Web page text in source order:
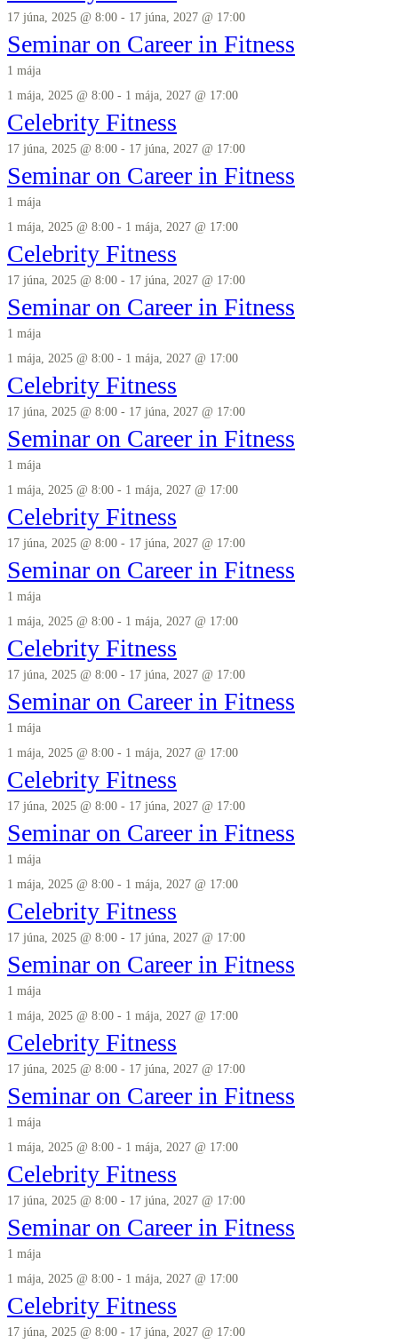
17 júna, 2025 @ 8:00 - 17 júna, 2027 @ 17:00
Seminar on Career in Fitness
1 mája
1 mája, 2025 @ 8:00 - 1 mája, 2027 @ 17:00
Celebrity Fitness
17 júna, 2025 @ 8:00 - 17 júna, 2027 @ 17:00
Seminar on Career in Fitness
1 mája
1 mája, 2025 @ 8:00 - 1 mája, 2027 @ 17:00
Celebrity Fitness
17 júna, 2025 @ 8:00 - 17 júna, 2027 @ 17:00
Seminar on Career in Fitness
1 mája
1 mája, 2025 @ 8:00 - 1 mája, 2027 @ 17:00
Celebrity Fitness
17 júna, 2025 @ 8:00 - 17 júna, 2027 @ 17:00
Seminar on Career in Fitness
1 mája
1 mája, 2025 @ 8:00 - 1 mája, 2027 @ 17:00
Celebrity Fitness
17 júna, 2025 @ 8:00 - 17 júna, 2027 @ 17:00
Seminar on Career in Fitness
1 mája
1 mája, 2025 @ 8:00 - 1 mája, 2027 @ 17:00
Celebrity Fitness
17 júna, 2025 @ 8:00 - 17 júna, 2027 @ 17:00
Seminar on Career in Fitness
1 mája
1 mája, 2025 @ 8:00 - 1 mája, 2027 @ 17:00
Celebrity Fitness
17 júna, 2025 @ 8:00 - 17 júna, 2027 @ 17:00
Seminar on Career in Fitness
1 mája
1 mája, 2025 @ 8:00 - 1 mája, 2027 @ 17:00
Celebrity Fitness
17 júna, 2025 @ 8:00 - 17 júna, 2027 @ 17:00
Seminar on Career in Fitness
1 mája
1 mája, 2025 @ 8:00 - 1 mája, 2027 @ 17:00
Celebrity Fitness
17 júna, 2025 @ 8:00 - 17 júna, 2027 @ 17:00
Seminar on Career in Fitness
1 mája
1 mája, 2025 @ 8:00 - 1 mája, 2027 @ 17:00
Celebrity Fitness
17 júna, 2025 @ 8:00 - 17 júna, 2027 @ 17:00
Seminar on Career in Fitness
1 mája
1 mája, 2025 @ 8:00 - 1 mája, 2027 @ 17:00
Celebrity Fitness
17 júna, 2025 @ 8:00 - 17 júna, 2027 @ 17:00